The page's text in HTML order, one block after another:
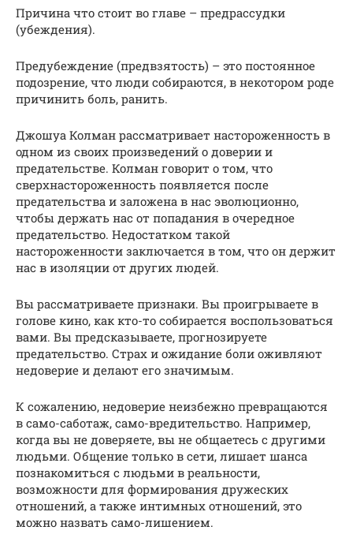
Причина что стоит во главе – предрассудки
(убеждения).
Предубеждение (предвзятость) – это постоянное
подозрение, что люди собираются, в некотором роде
причинить боль, ранить.
Джошуа Колман рассматривает настороженность в
одном из своих произведений о доверии и
предательстве. Колман говорит о том, что
сверхнастороженность появляется после
предательства и заложена в нас эволюционно,
чтобы держать нас от попадания в очередное
предательство. Недостатком такой
настороженности заключается в том, что он держит
нас в изоляции от других людей.
Вы рассматриваете признаки. Вы проигрываете в
голове кино, как кто-то собирается воспользоваться
вами. Вы предсказываете, прогнозируете
предательство. Страх и ожидание боли оживляют
недоверие и делают его значимым.
К сожалению, недоверие неизбежно превращаются
в само-саботаж, само-вредительство. Например,
когда вы не доверяете, вы не общаетесь с другими
людьми. Общение только в сети, лишает шанса
познакомиться с людьми в реальности,
возможности для формирования дружеских
отношений, а также интимных отношений, это
можно назвать само-лишением.